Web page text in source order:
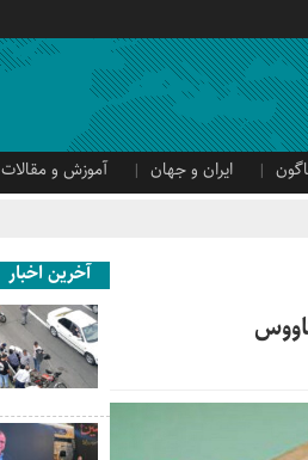
ایران و جهان آموزش و مقالات
آخرین اخبار